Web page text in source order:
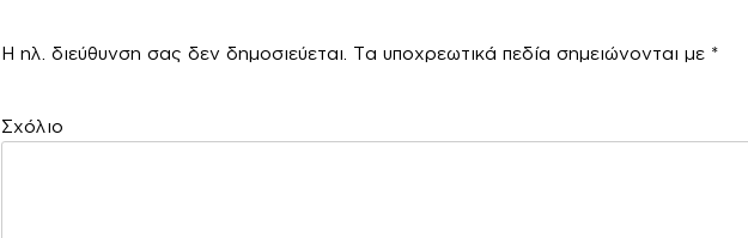
Η ηλ. διεύθυνση σας δεν δημοσιεύεται. Τα υποχρεωτικά πεδία σημειώνονται με *